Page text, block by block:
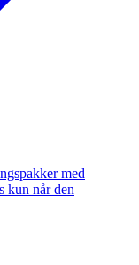
med
kun når den